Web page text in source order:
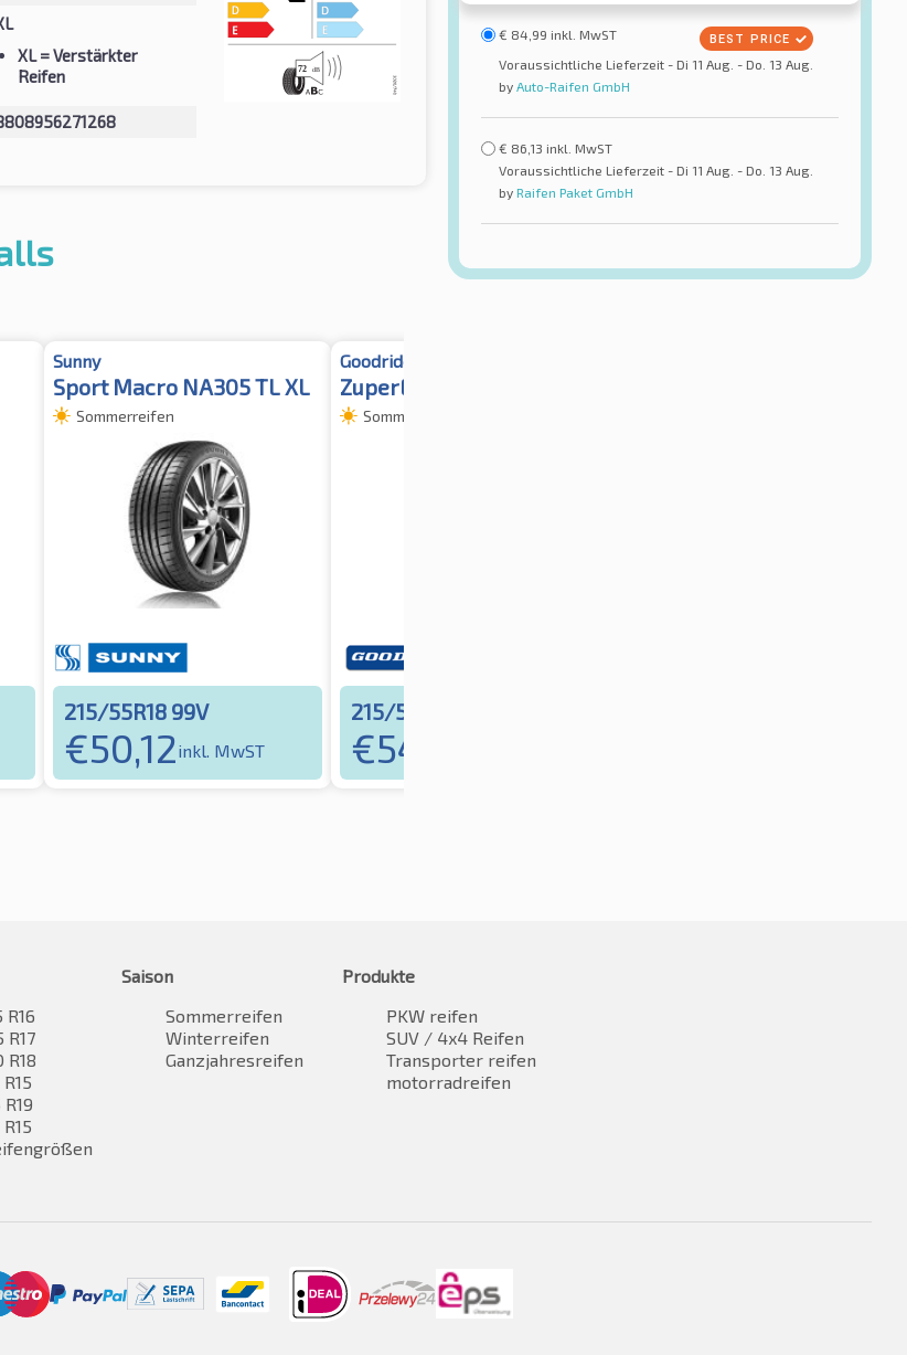
XL= Verstärkter
Reifen
€ 84,99 inkl. MwST
Voraussichtliche Lieferzeit - Di 11 Aug. - Do. 13 Aug.
by Auto-Raifen GmbH
€ 86,13 inkl. MwST
Voraussichtliche Lieferzeit - Di 11 Aug. - Do. 13 Aug.
by Raifen Paket GmbH
Sunny
Sport Macro NA305 TL XL
Sommerreifen
215/55R18 99V
€50,12inkl. MwST
Goodride
ZuperEco Z-107 XL FSL
Sommerreifen
215/55R18 99V
€54,04
Saison
Sommerreifen
Winterreifen
Ganzjahresreifen
Produkte
PKW reifen
SUV / 4x4 Reifen
Transporter reifen
motorradreifen